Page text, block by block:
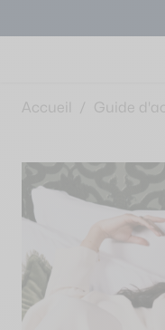
Accueil / Guide